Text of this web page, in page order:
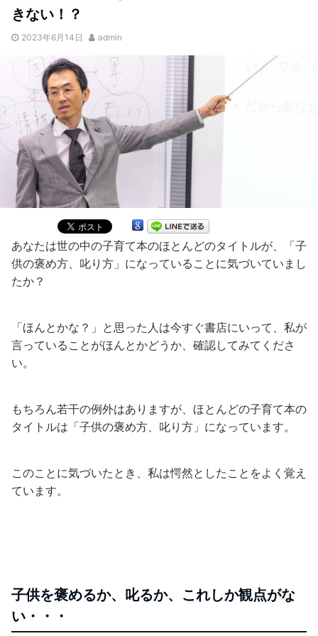
きない！？
2023年6月14日 admin
あなたは世の中の子育て本のほとんどのタイトルが、「子
供の褒め方、叱り方」になっていることに気づいていまし
たか？
「ほんとかな？」と思った人は今すぐ書店にいって、私が
言っていることがほんとかどうか、確認してみてくださ
い。
もちろん若干の例外はありますが、ほとんどの子育て本の
タイトルは「子供の褒め方、叱り方」になっています。
このことに気づいたとき、私は愕然としたことをよく覚え
ています。
子供を褒めるか、叱るか、これしか観点がな
い・・・